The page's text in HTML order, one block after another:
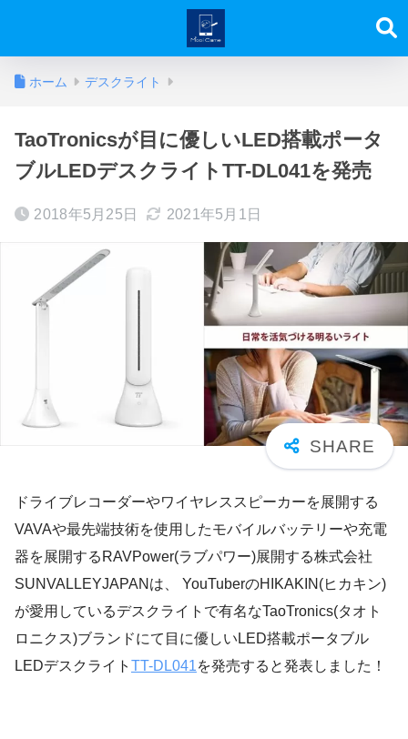
ホーム デスクライト
TaoTronicsが目に優しいLED搭載ポータ
ブルLEDデスクライトTT-DL041を発売
2018年5月25日 2021年5月1日
ドライブレコーダーやワイヤレススピーカーを展開する
VAVAや最先端技術を使用したモバイルバッテリーや充電
器を展開するRAVPower(ラブパワー)展開する株式会社
SUNVALLEYJAPANは、 YouTuberのHIKAKIN(ヒカキン)
が愛用しているデスクライトで有名なTaoTronics(タオト
ロニクス)ブランドにて目に優しいLED搭載ポータブル
LEDデスクライト TT-DL041を発売すると発表しました！